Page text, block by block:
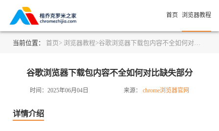
首页 浏览器教程
当前位置： 首页> 浏览器教程>谷歌浏览器下载包内容不全如何对比缺失部分
谷歌浏览器下载包内容不全如何对比缺失部分
时间：2025年06月04日 来源： chrome浏览器官网
详情介绍